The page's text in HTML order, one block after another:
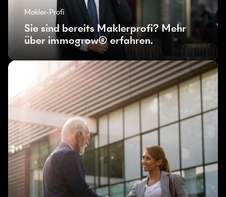
Makler-Profi
Sie sind bereits Maklerprofi? Mehr
über immogrow® erfahren.